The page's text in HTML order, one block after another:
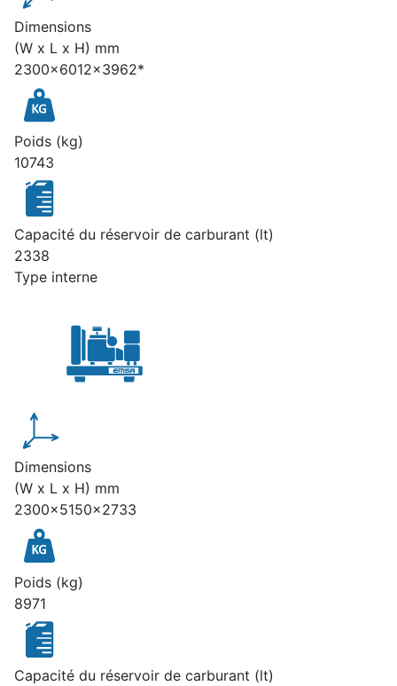
Dimensions
(W x L x H) mm
2300x6012x3962*
Poids (kg)
10743
Capacité du réservoir de carburant (lt)
2338
Type interne
Dimensions
(W x L x H) mm
2300x5150x2733
Poids (kg)
8971
Capacité du réservoir de carburant (lt)